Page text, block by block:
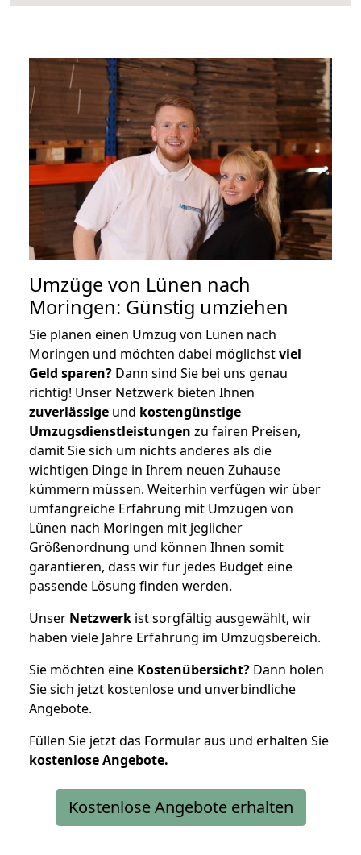
Umzüge von Lünen nach
Moringen: Günstig umziehen
Sie planen einen Umzug von Lünen nach
Moringen und möchten dabei möglichstviel
Geld sparen? Dann sind Sie bei uns genau
richtig! Unser Netzwerk bieten Ihnen
zuverlässige und kostengünstige
Umzugsdienstleistungen zu fairen Preisen,
damit Sie sich um nichts anderes als die
wichtigen Dinge in Ihrem neuen Zuhause
kümmern müssen. Weiterhin verfügen wir über
umfangreiche Erfahrung mit Umzügen von
Lünen nach Moringen mit jeglicher
Größenordnung und können Ihnen somit
garantieren, dass wir für jedes Budget eine
passende Lösung finden werden.
Unser Netzwerk ist sorgfältig ausgewählt, wir
haben viele Jahre Erfahrung im Umzugsbereich.
Sie möchten eine Kostenübersicht? Dann holen
Sie sich jetzt kostenlose und unverbindliche
Angebote.
Füllen Sie jetzt das Formular aus und erhalten Sie
kostenloseAngebote.
Kostenlose Angebote erhalten